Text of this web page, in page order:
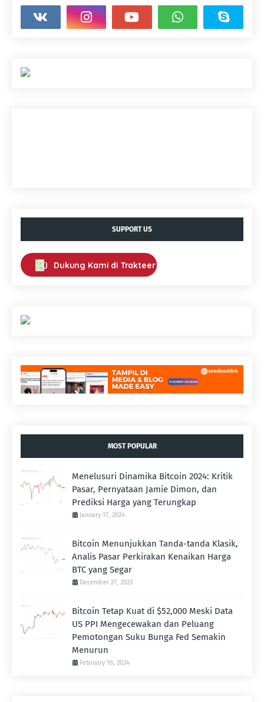
SUPPORT US
Dukung Kami di Trakteer
MOST POPULAR
Menelusuri Dinamika Bitcoin 2024: Kritik
Pasar, Pernyataan Jamie Dimon, dan
Prediksi Harga yang Terungkap
January 17, 2024
Bitcoin Menunjukkan Tanda-tanda Klasik,
Analis Pasar Perkirakan Kenaikan Harga
BTC yang Segar
December 27, 2023
Bitcoin Tetap Kuat di $52,000 Meski Data
US PPI Mengecewakan dan Peluang
Pemotongan Suku Bunga Fed Semakin
Menurun
February 16, 2024